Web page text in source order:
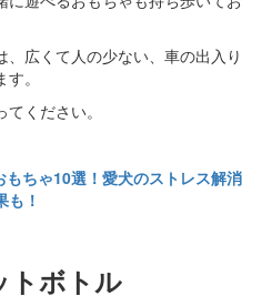
広くて人の少ない、車の出入り
。
ください。
もちゃ10選！愛犬のストレス解消
も！
トボトル